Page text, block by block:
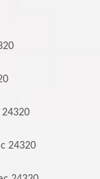
24320